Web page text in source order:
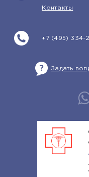
+7 (495) 334-
Контакты
Задать